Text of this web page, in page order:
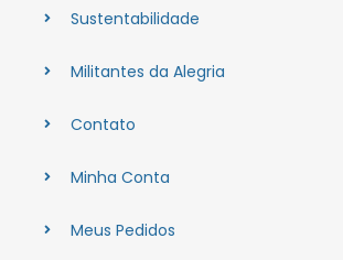
Sustentabilidade
Militantes da Alegria
Contato
Minha Conta
Meus Pedidos